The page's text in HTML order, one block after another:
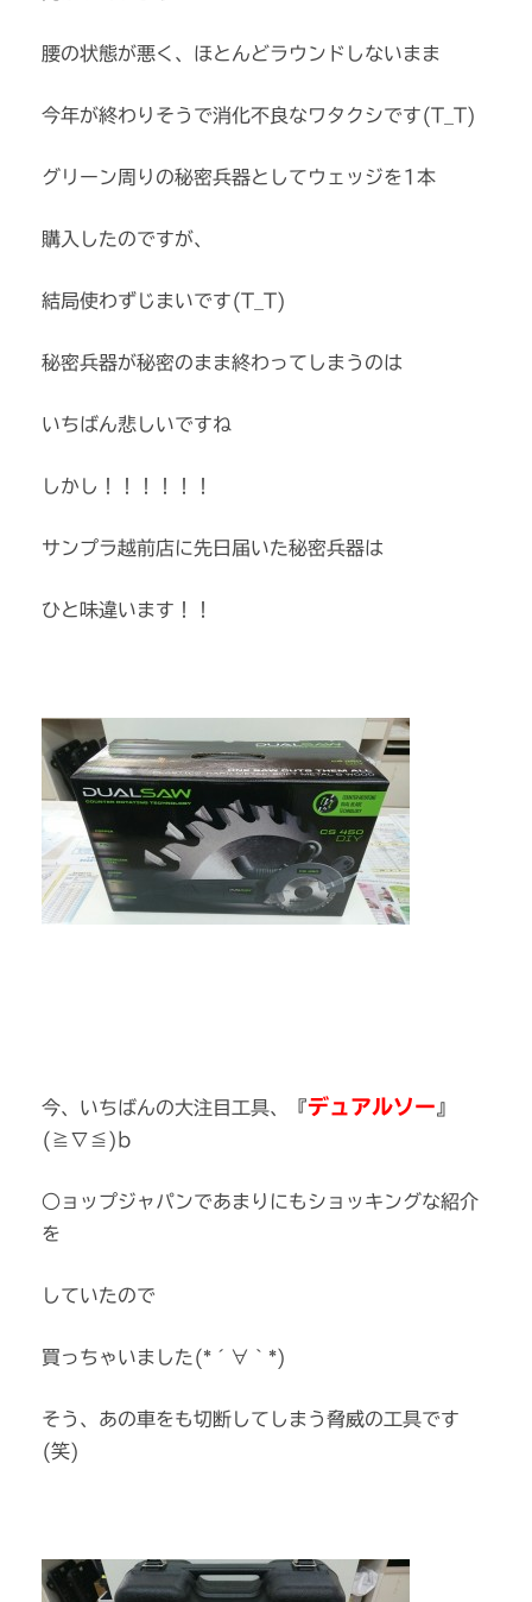
腰の状態が悪く、ほとんどラウンドしないまま
今年が終わりそうで消化不良なワタクシです(T_T)
グリーン周りの秘密兵器としてウェッジを1本
購入したのですが、
結局使わずじまいです(T_T)
秘密兵器が秘密のまま終わってしまうのは
いちばん悲しいですね
しかし！！！！！！
サンプラ越前店に先日届いた秘密兵器は
ひと味違います！！
今、いちばんの大注目工具、『デュアルソー 』
(≧∇≦)b
○ョップジャパンであまりにもショッキングな紹介
を
していたので
買っちゃいました(*´∀｀*)
そう、あの車をも切断してしまう脅威の工具です
(笑)